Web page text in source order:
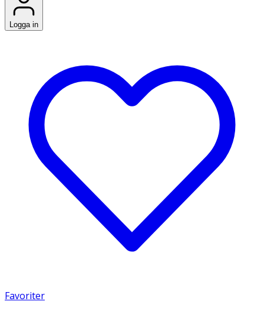
Logga in
Favoriter